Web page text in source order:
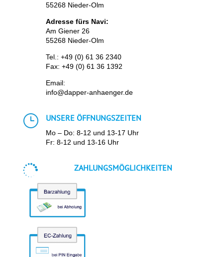
55268 Nieder-Olm
Adresse fürs Navi:
Am Giener 26
55268 Nieder-Olm
Tel.: +49 (0) 61 36 2340
Fax: +49 (0) 61 36 1392
Email:
info@dapper-anhaenger.de
} UNSERE ÖFFNUNGSZEITEN
Mo – Do: 8-12 und 13-17 Uhr
Fr: 8-12 und 13-16 Uhr
 ZAHLUNGSMÖGLICHKEITEN